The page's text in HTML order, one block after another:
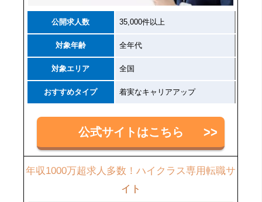
公開求人数 35,000件以上
対象年齢 全年代
対象エリア 全国
おすすめタイプ 着実なキャリアアップ
公式サイトはこちら
年収1000万超求人多数！ハイクラス専用転職サ
イト